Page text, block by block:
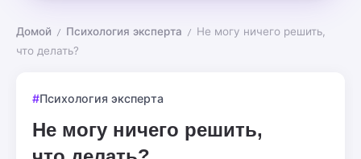
Домой / Психология эксперта /
Не могу ничего решить,
что делать?
Психология эксперта
Не могу ничего решить,